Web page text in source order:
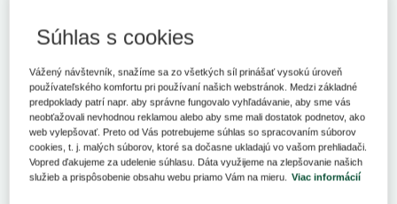
Vzťahy
Vzťahy predpisu sa zobrazujú len prihlásených
užívateľom.
Súhlas s cookies
Vážený návštevník, snažíme sa zo všetkých síl prinášať vysokú úroveň
používateľského komfortu pri používaní našich webstránok. Medzi základné
predpoklady patrí napr. aby správne fungovalo vyhľadávanie, aby sme vás
neobťažovali nevhodnou reklamou alebo aby sme mali dostatok podnetov, ako
web vylepšovať. Preto od Vás potrebujeme súhlas so spracovaním súborov
cookies, t. j. malých súborov, ktoré sa dočasne ukladajú vo vašom prehliadači.
Vopred ďakujeme za udelenie súhlasu. Dáta využijeme na zlepšovanie našich
služieb a prispôsobenie obsahu webu priamo Vám na mieru. Viac informácií